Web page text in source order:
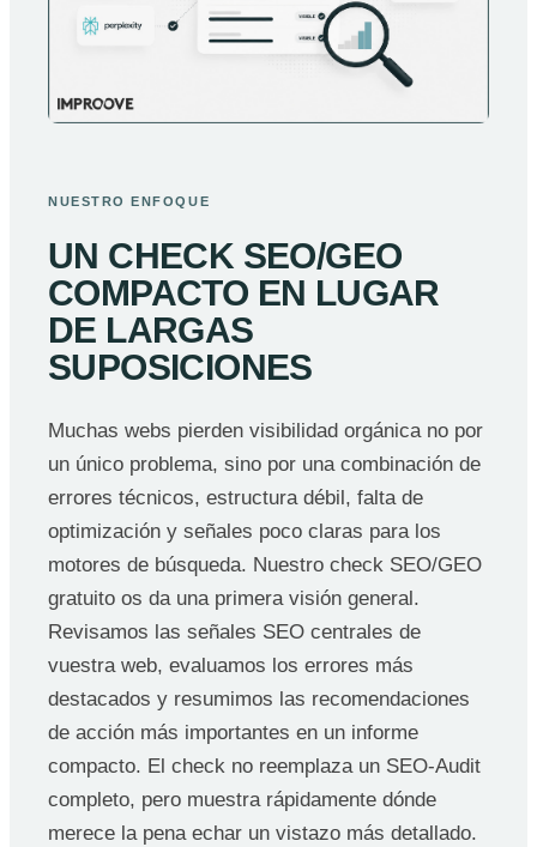
NUESTRO ENFOQUE
UN CHECK SEO/GEO
COMPACTO EN LUGAR
DE LARGAS
SUPOSICIONES
Muchas webs pierden visibilidad orgánica no por
un único problema, sino por una combinación de
errores técnicos, estructura débil, falta de
optimización y señales poco claras para los
motores de búsqueda. Nuestro check SEO/GEO
gratuito os da una primera visión general.
Revisamos las señales SEO centrales de
vuestra web, evaluamos los errores más
destacados y resumimos las recomendaciones
de acción más importantes en un informe
compacto. El check no reemplaza un SEO-Audit
completo, pero muestra rápidamente dónde
merece la pena echar un vistazo más detallado.